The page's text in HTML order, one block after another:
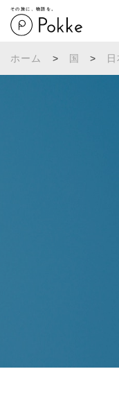
その旅に、物語を。
ホーム > 国 >